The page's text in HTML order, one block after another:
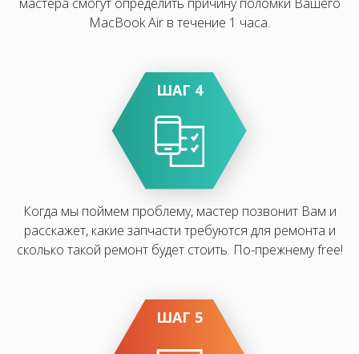
MacBook Air в течение 1 часа.
ШАГ 4
Когда мы поймем проблему, мастер позвонит Вам и
расскажет, какие запчасти требуются для ремонта и
сколько такой ремонт будет стоить. По-прежнему free!
ШАГ 5